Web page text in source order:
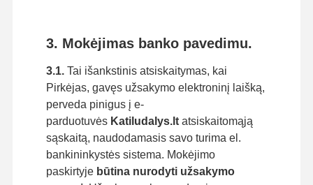
3. Mokėjimas banko pavedimu.
3.1. Tai išankstinis atsiskaitymas, kai
Pirkėjas, gavęs užsakymo elektroninį laišką,
perveda pinigus į e-
parduotuvės Katiludalys.lt atsiskaitomąją
sąskaitą, naudodamasis savo turima el.
bankininkystės sistema. Mokėjimo
paskirtyje būtina nurodyti užsakymo